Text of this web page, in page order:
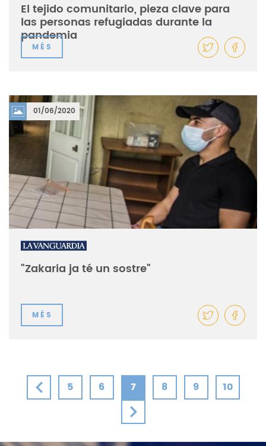
El tejido comunitario, pieza clave para
las personas refugiadas durante la
pandemia
MÉS
01/06/2020
"Zakaria ja té un sostre"
MÉS
5 6 7 8 9 10